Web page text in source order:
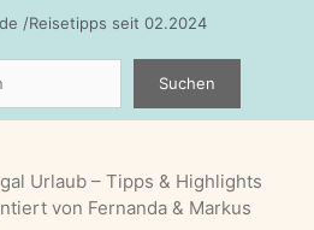
/Reisetipps seit 02.2024
Suchen
Urlaub – Tipps & Highlights
von Fernanda & Markus